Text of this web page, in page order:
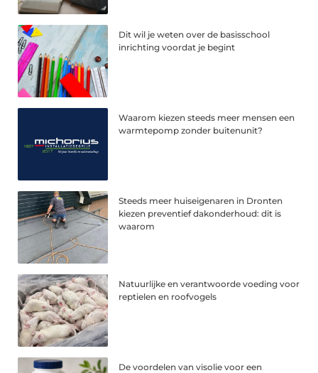
Dit wil je weten over de basisschool
inrichting voordat je begint
Waarom kiezen steeds meer mensen een
warmtepomp zonder buitenunit?
Steeds meer huiseigenaren in Dronten
kiezen preventief dakonderhoud: dit is
waarom
Natuurlijke en verantwoorde voeding voor
reptielen en roofvogels
De voordelen van visolie voor een